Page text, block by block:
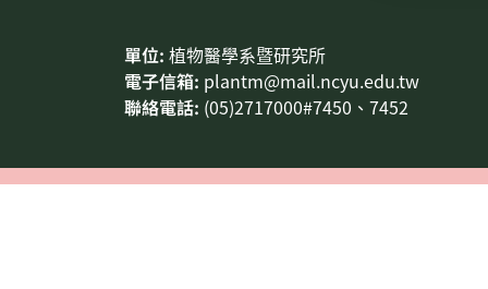
單位: 植物醫學系暨研究所
電子信箱: plantm@mail.ncyu.edu.tw
聯絡電話: (05)2717000#7450、7452